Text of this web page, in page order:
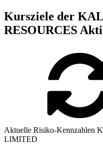
Kursziele der
RESOURCES
Aktuelle Risiko-Kennzahlen
LIMITED